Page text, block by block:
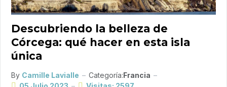
Descubriendo la belleza de
Córcega: qué hacer en esta isla
única
By Camille Lavialle Categoría:Francia